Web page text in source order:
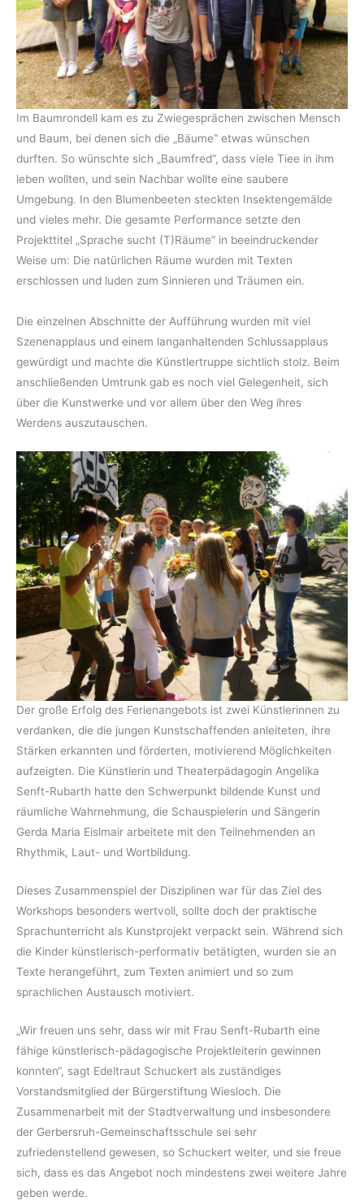
Im Baumrondell kam es zu Zwiegesprächen zwischen Mensch
und Baum, bei denen sich die „Bäume“ etwas wünschen
durften. So wünschte sich „Baumfred“, dass viele Tiee in ihm
leben wollten, und sein Nachbar wollte eine saubere
Umgebung. In den Blumenbeeten steckten Insektengemälde
und vieles mehr. Die gesamte Performance setzte den
Projekttitel „Sprache sucht (T)Räume“ in beeindruckender
Weise um: Die natürlichen Räume wurden mit Texten
erschlossen und luden zum Sinnieren und Träumen ein.
Die einzelnen Abschnitte der Aufführung wurden mit viel
Szenenapplaus und einem langanhaltenden Schlussapplaus
gewürdigt und machte die Künstlertruppe sichtlich stolz. Beim
anschließenden Umtrunk gab es noch viel Gelegenheit, sich
über die Kunstwerke und vor allem über den Weg ihres
Werdens auszutauschen.
Der große Erfolg des Ferienangebots ist zwei Künstlerinnen zu
verdanken, die die jungen Kunstschaffenden anleiteten, ihre
Stärken erkannten und förderten, motivierend Möglichkeiten
aufzeigten. Die Künstlerin und Theaterpädagogin Angelika
Senft-Rubarth hatte den Schwerpunkt bildende Kunst und
räumliche Wahrnehmung, die Schauspielerin und Sängerin
Gerda Maria Eislmair arbeitete mit den Teilnehmenden an
Rhythmik, Laut- und Wortbildung.
Dieses Zusammenspiel der Disziplinen war für das Ziel des
Workshops besonders wertvoll, sollte doch der praktische
Sprachunterricht als Kunstprojekt verpackt sein. Während sich
die Kinder künstlerisch-performativ betätigten, wurden sie an
Texte herangeführt, zum Texten animiert und so zum
sprachlichen Austausch motiviert.
„Wir freuen uns sehr, dass wir mit Frau Senft-Rubarth eine
fähige künstlerisch-pädagogische Projektleiterin gewinnen
konnten“, sagt Edeltraut Schuckert als zuständiges
Vorstandsmitglied der Bürgerstiftung Wiesloch. Die
Zusammenarbeit mit der Stadtverwaltung und insbesondere
der Gerbersruh-Gemeinschaftsschule sei sehr
zufriedenstellend gewesen, so Schuckert weiter, und sie freue
sich, dass es das Angebot noch mindestens zwei weitere Jahre
geben werde.